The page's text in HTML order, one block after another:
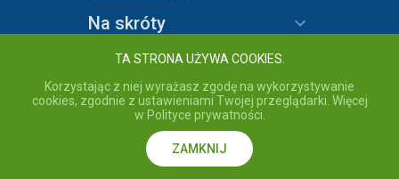
Na skróty
Informacje
copyright © 2020 Region Tatry - wszelkie prawa zastrzeżone.
Przebywając na stronie akceptujesz Politykę prywatności
Region Tatry
TA STRONA UŻYWA COOKIES.
Korzystając z niej wyrażasz zgodę na wykorzystywanie
cookies, zgodnie z ustawieniami Twojej przeglądarki. Więcej
w Polityce prywatności.